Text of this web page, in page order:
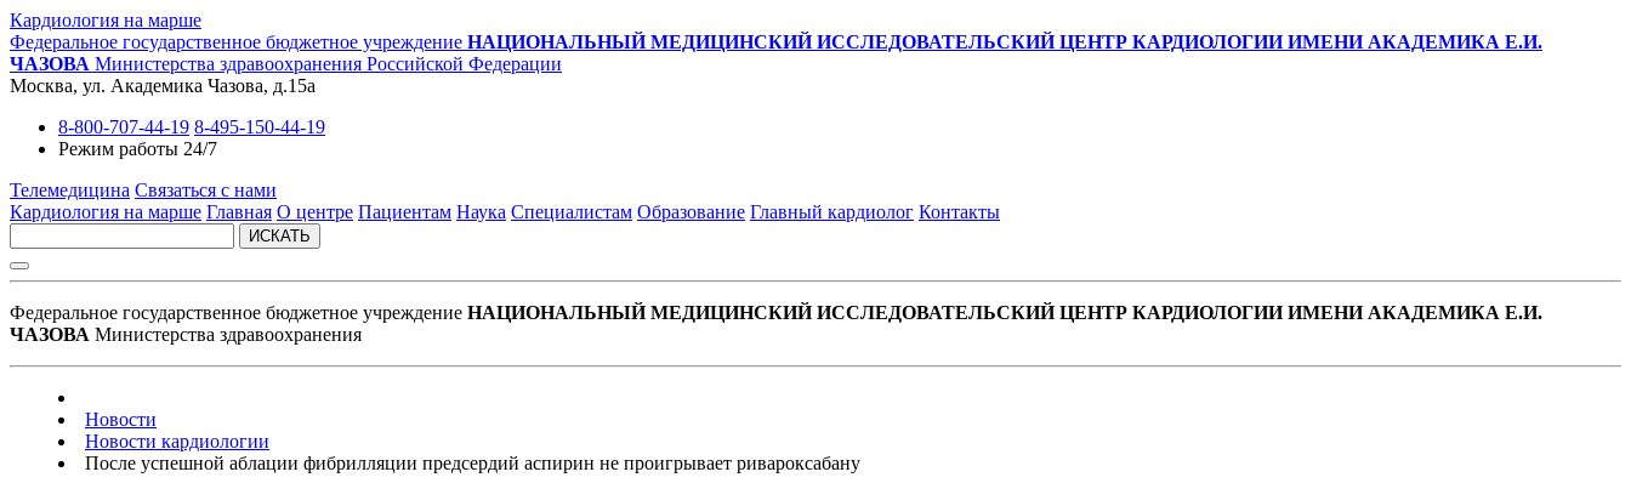
Кардиология на марше
Федеральное государственное бюджетное учреждение НАЦИОНАЛЬНЫЙ МЕДИЦИНСКИЙ ИССЛЕДОВАТЕЛЬСКИЙ ЦЕНТР КАРДИОЛОГИИ ИМЕНИ АКАДЕМИКА Е.И.
ЧАЗОВА Министерства здравоохранения Российской Федерации
Москва, ул. Академика Чазова, д.15а
8-800-707-44-19 8-495-150-44-19
Режим работы 24/7
Телемедицина Связаться с нами
Кардиология на марше Главная О центре Пациентам Наука Специалистам Образование Главный кардиолог Контакты
ИСКАТЬ
Федеральное государственное бюджетное учреждение НАЦИОНАЛЬНЫЙ МЕДИЦИНСКИЙ ИССЛЕДОВАТЕЛЬСКИЙ ЦЕНТР КАРДИОЛОГИИ ИМЕНИ АКАДЕМИКА Е.И.
ЧАЗОВА Министерства здравоохранения
Новости
Новости кардиологии
После успешной аблации фибрилляции предсердий аспирин не проигрывает ривароксабану